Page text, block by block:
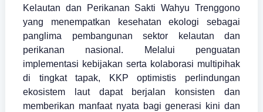
Kelautan dan Perikanan Sakti Wahyu Trenggono
yang menempatkan kesehatan ekologi sebagai
panglima pembangunan sektor kelautan dan
perikanan nasional. Melalui penguatan
implementasi kebijakan serta kolaborasi multipihak
di tingkat tapak, KKP optimistis perlindungan
ekosistem laut dapat berjalan konsisten dan
memberikan manfaat nyata bagi generasi kini dan